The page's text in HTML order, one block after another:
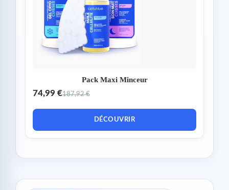
Pack Maxi Minceur
74,99 €187,92 €
DÉCOUVRIR